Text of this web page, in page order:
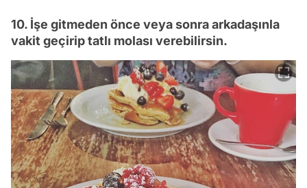
10. İşe gitmeden önce veya sonra arkadaşınla
vakit geçirip tatlı molası verebilirsin.